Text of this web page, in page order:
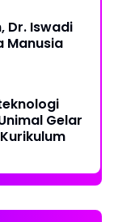
Dr. Iswadi
Manusia
Gelar